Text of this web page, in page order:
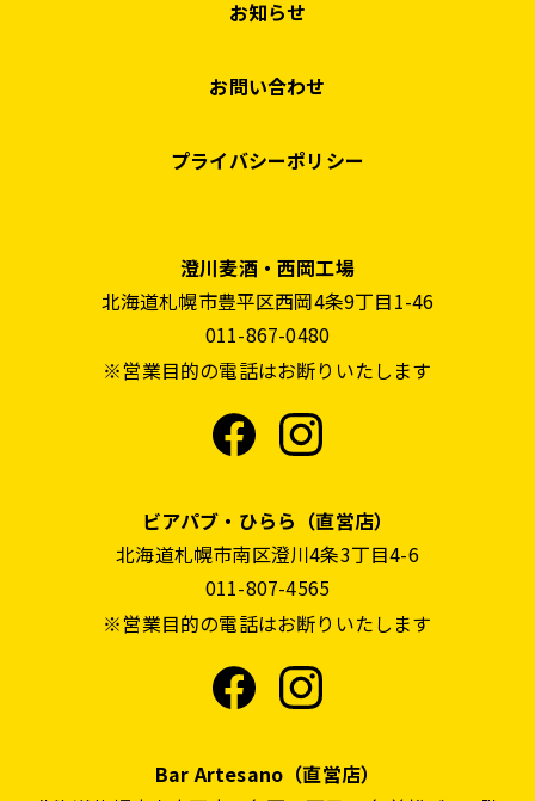
お知らせ
お問い合わせ
プライバシーポリシー
澄川麦酒・西岡工場
北海道札幌市豊平区西岡4条9丁目1-46
011-867-0480
※営業目的の電話はお断りいたします
ビアパブ・ひらら（直営店）
北海道札幌市南区澄川4条3丁目4-6
011-807-4565
※営業目的の電話はお断りいたします
Bar Artesano（直営店）